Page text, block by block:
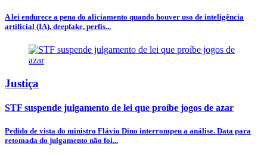
A lei endurece a pena do aliciamento quando houver uso de inteligência
artificial (IA), deepfake, perfis...
Justiça
STF suspende julgamento de lei que proíbe jogos de azar
Pedido de vista do ministro Flávio Dino interrompeu a análise. Data para
retomada do julgamento não foi...